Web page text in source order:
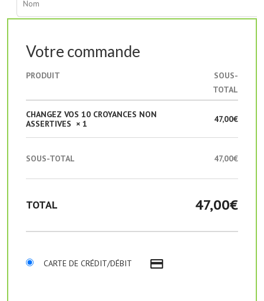
Votre commande
PRODUIT
SOUS-
TOTAL
CHANGEZ VOS 10 CROYANCES NON
ASSERTIVES × 1 47,00€
SOUS-TOTAL 47,00€
TOTAL 47,00€
CARTE DE CRÉDIT/DÉBIT